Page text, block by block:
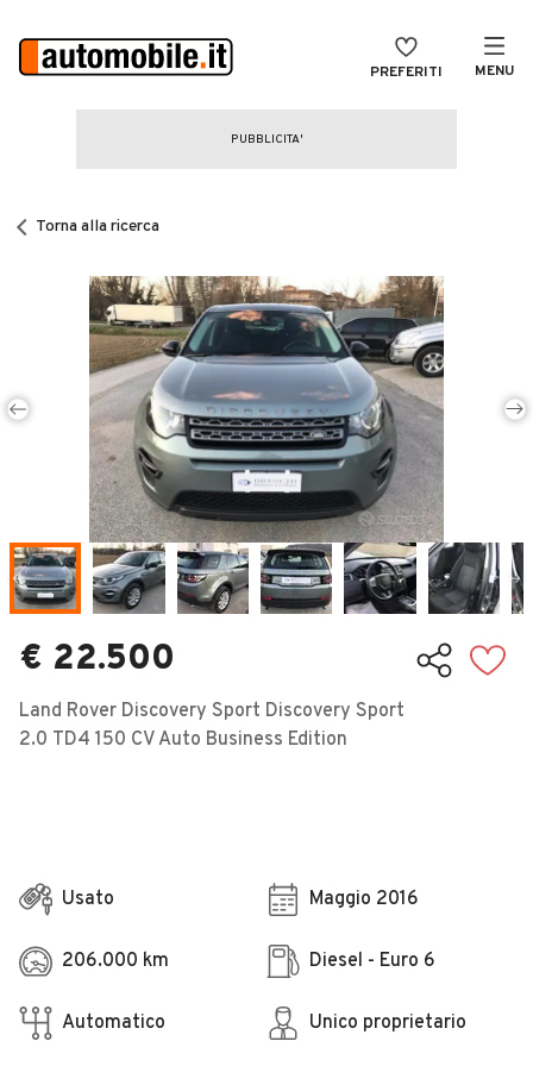
PREFERITI MENU
CERCA
Auto Nuove
Noleggio a lungo termine
Auto d'epoca
Camper
Veicoli Commerciali
Concessionari
Torna alla ricerca
€ 22.500
Land Rover Discovery Sport Discovery Sport
2.0 TD4 150 CV Auto Business Edition
Usato Maggio 2016
206.000 km Diesel - Euro 6
Automatico Unico proprietario